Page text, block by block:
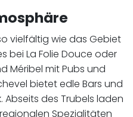
vielfältig wie das Gebiet
bei La Folie Douce oder
Méribel mit Pubs und
bietet edle Bars und
des Trubels laden
Spezialitäten